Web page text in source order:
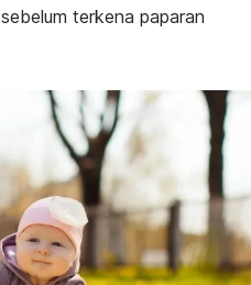
terkena paparan